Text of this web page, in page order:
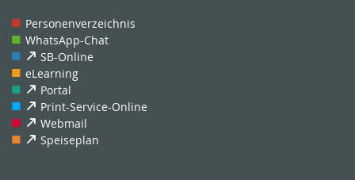
Personenverzeichnis
WhatsApp-Chat
SB-Online
eLearning
Portal
Print-Service-Online
Webmail
Speiseplan